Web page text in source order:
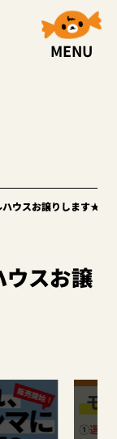
MENU
ウスお譲りします★
スお譲